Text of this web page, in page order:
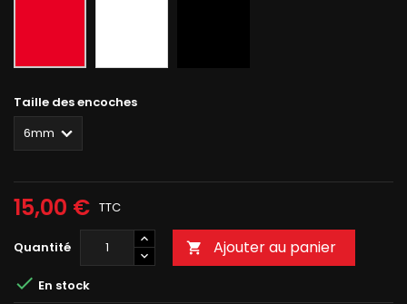
Taille des encoches
15,00 € TTC
Quantité  Ajouter au panier
 En stock